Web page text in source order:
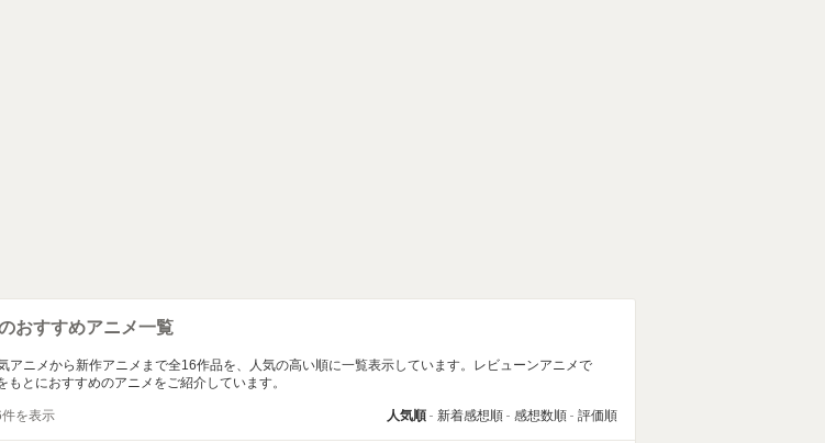
おすすめアニメ一覧
アニメから新作アニメまで全16作品を、人気の高い順に一覧表示しています。レビューンアニメで
もとにおすすめのアニメをご紹介しています。
を表示 人気順 新着感想順 感想数順 評価順